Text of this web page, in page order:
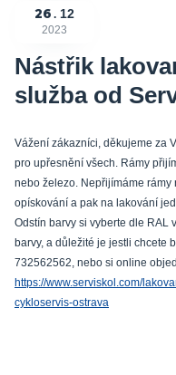
26 12
2023
Nástřik
služba od
Vážení zákazníci, děkujeme za
pro upřesnění všech. Rámy
nebo železo. Nepřijímáme
opískování a pak na lakování
Odstín barvy si vyberte dle RAL
barvy, a důležité je jestli chcete
732562562, nebo si online
https://www.serviskol.com/
cykloservis-ostrava